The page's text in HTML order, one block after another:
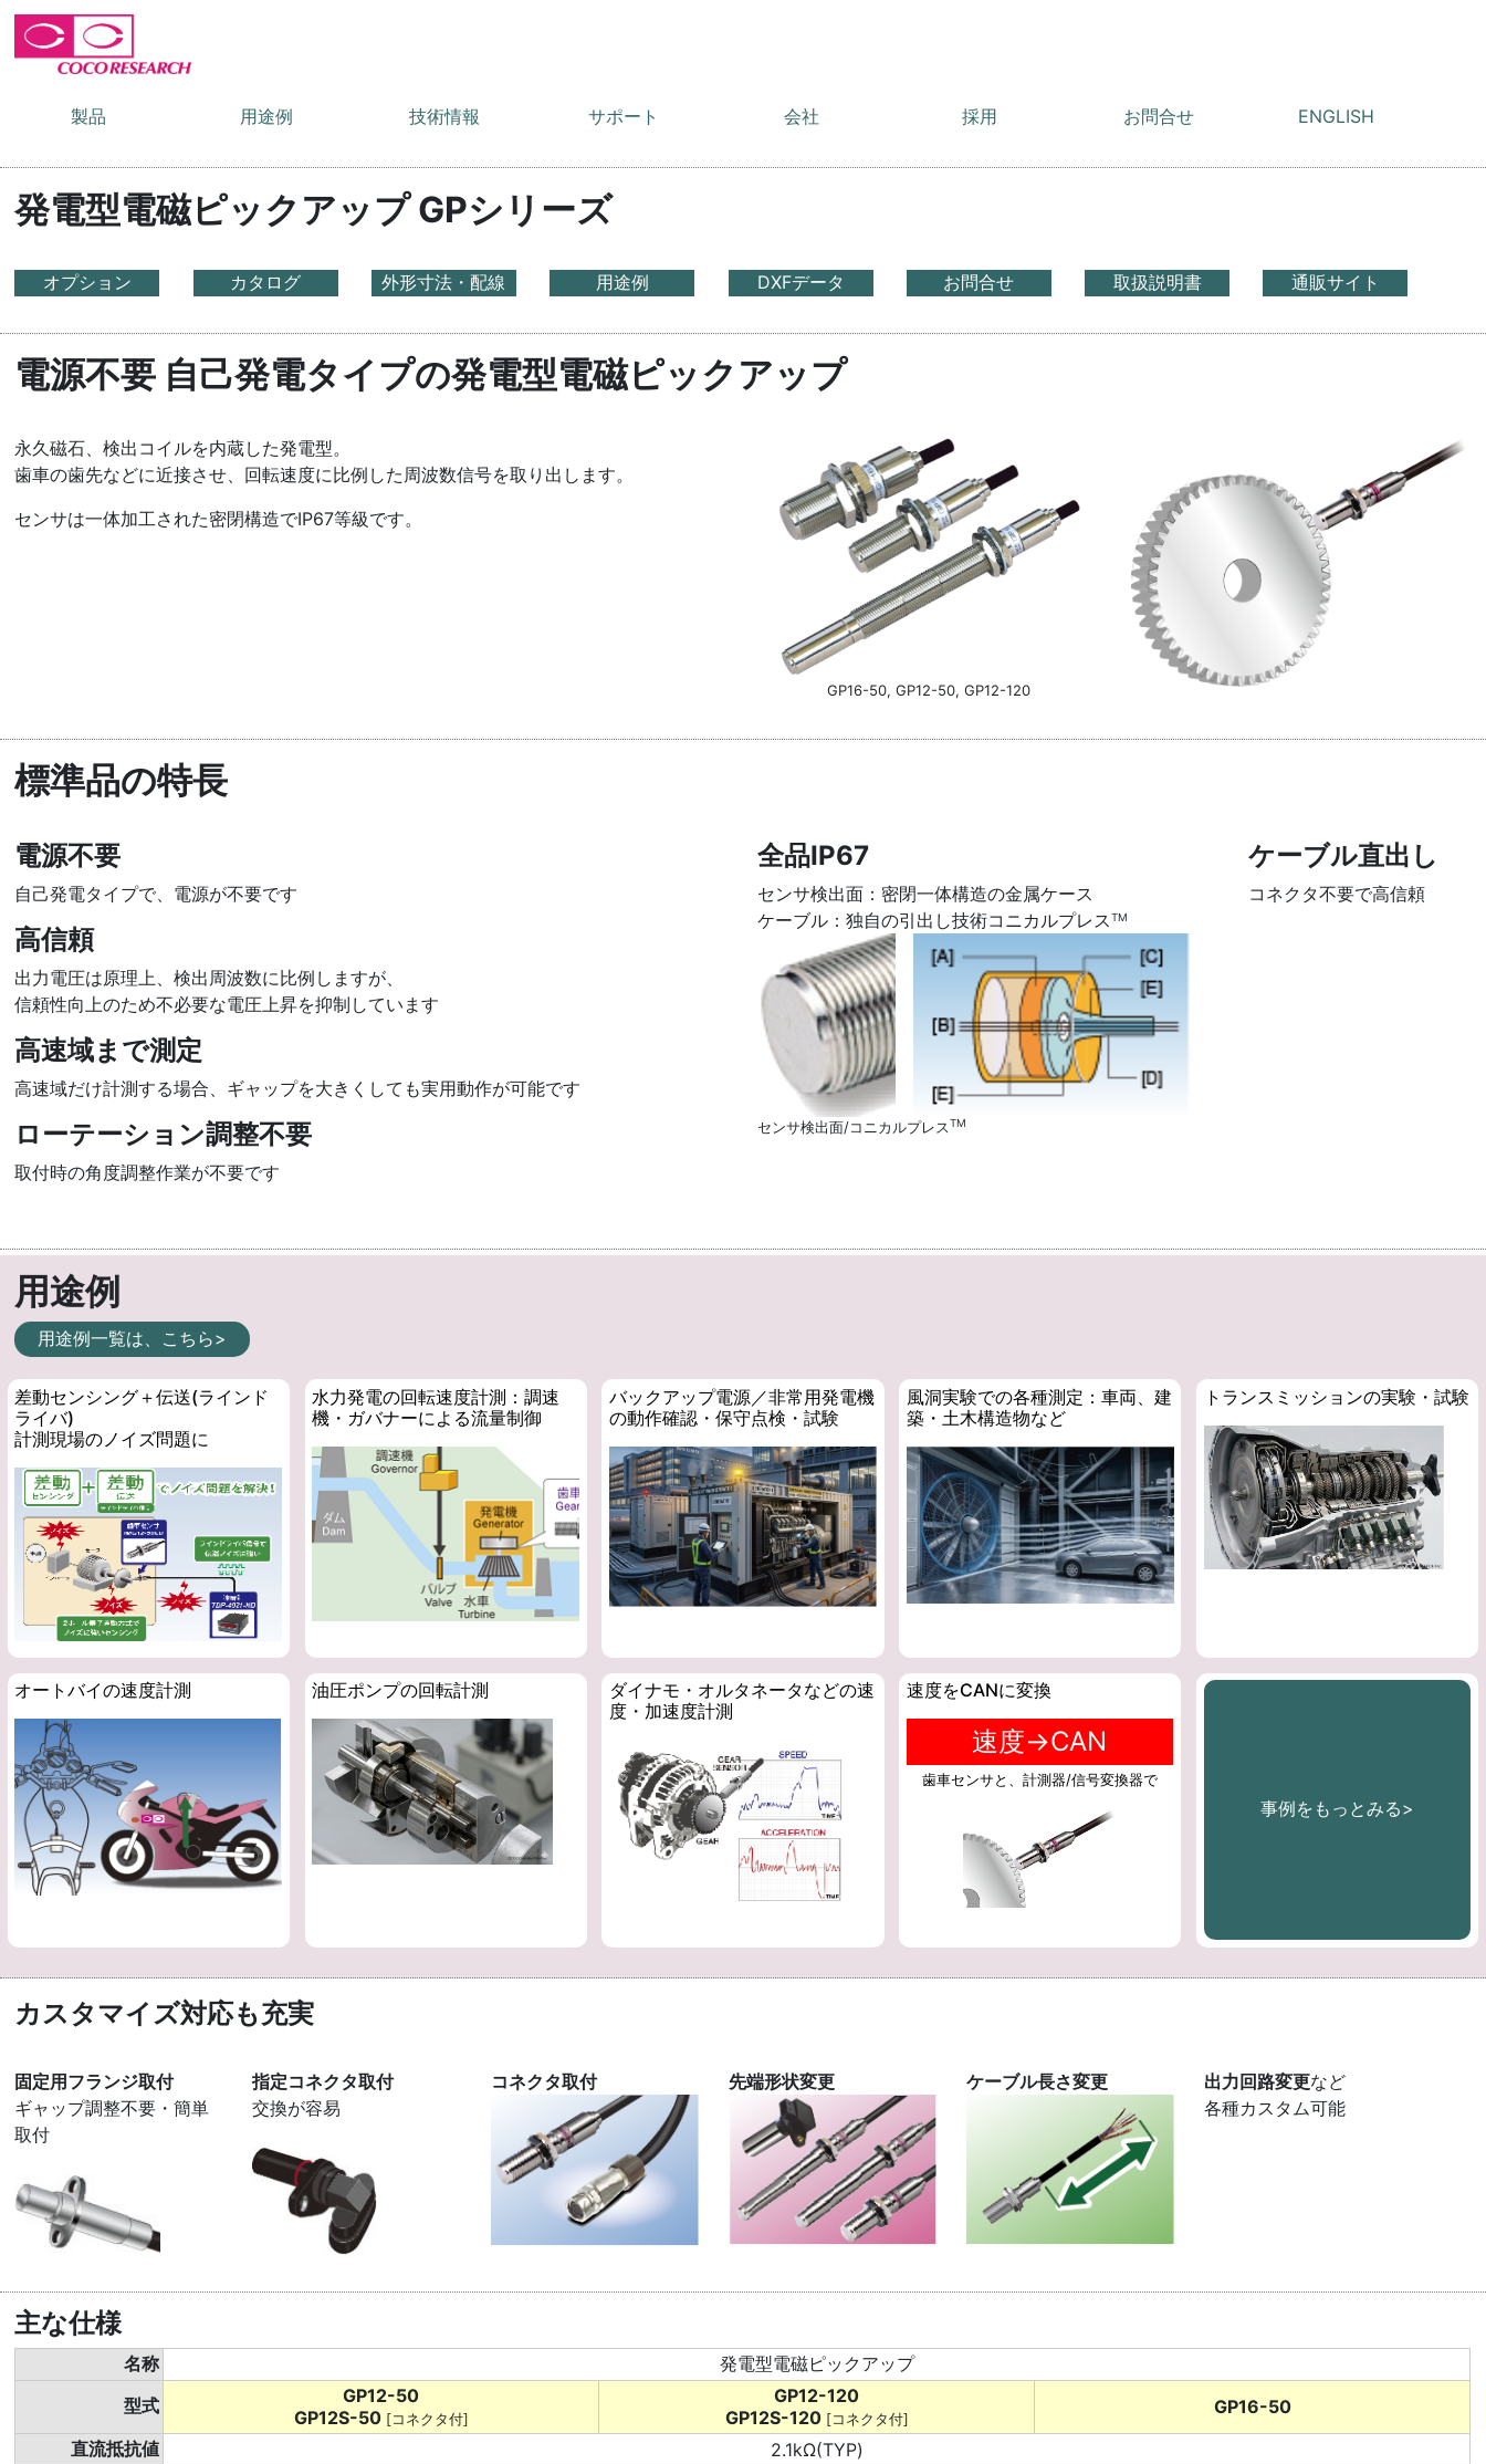
製品 用途例 技術情報 サポート 会社 採用 お問合せ ENGLISH
発電型電磁ピックアップ GPシリーズ
オプション カタログ 外形寸法・配線 用途例 DXFデータ お問合せ 取扱説明書 通販サイト
電源不要 自己発電タイプの発電型電磁ピックアップ
永久磁石、検出コイルを内蔵した発電型。
歯車の歯先などに近接させ、回転速度に比例した周波数信号を取り出します。
センサは一体加工された密閉構造でIP67等級です。
GP16-50, GP12-50, GP12-120
標準品の特長
電源不要
自己発電タイプで、電源が不要です
高信頼
出力電圧は原理上、検出周波数に比例しますが、
信頼性向上のため不必要な電圧上昇を抑制しています
高速域まで測定
高速域だけ計測する場合、ギャップを大きくしても実用動作が可能です
ローテーション調整不要
取付時の角度調整作業が不要です
全品IP67
センサ検出面：密閉一体構造の金属ケース
ケーブル：独自の引出し技術コニカルプレスTM
センサ検出面/コニカルプレス TM
ケーブル直出し
コネクタ不要で高信頼
用途例
用途例一覧は、こちら>
差動センシング＋伝送(ラインド
ライバ)
計測現場のノイズ問題に
水力発電の回転速度計測：調速
機・ガバナーによる流量制御
バックアップ電源／非常用発電機
の動作確認・保守点検・試験
風洞実験での各種測定：車両、建
築・土木構造物など
トランスミッションの実験・試験
オートバイの速度計測 油圧ポンプの回転計測
ダイナモ・オルタネータなどの速
度・加速度計測
速度をCANに変換
速度→CAN
歯車センサと、計測器/信号変換器で
事例をもっとみる>
カスタマイズ対応も充実
固定用フランジ取付
ギャップ調整不要・簡単
取付
指定コネクタ取付
交換が容易
コネクタ取付 先端形状変更 ケーブル長さ変更 出力回路変更など
各種カスタム可能
主な仕様
名称
発電型電磁ピックアップ
型式
GP12-50
GP12S-50[コネクタ付]
GP12-120
GP12S-120[コネクタ付]
GP16-50
直流抵抗値
2.1kΩ(TYP)